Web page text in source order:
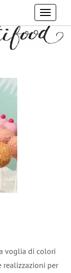
voglia di colori
realizzazioni per